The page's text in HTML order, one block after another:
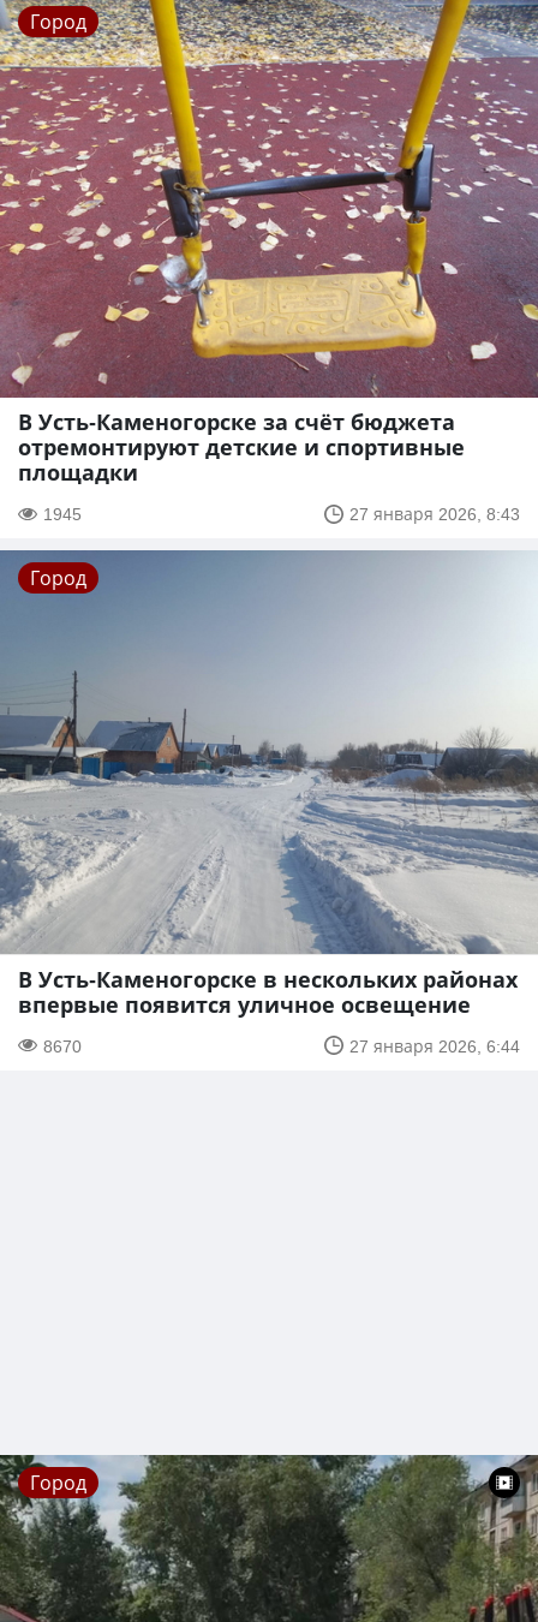
Город
В Усть-Каменогорске за счёт бюджета
отремонтируют детские и спортивные
площадки
1945 27 января 2026, 8:43
Город
В Усть-Каменогорске в нескольких районах
впервые появится уличное освещение
8670 27 января 2026, 6:44
Город